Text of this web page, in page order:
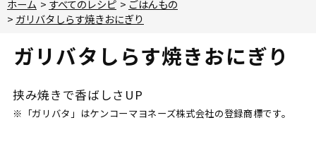
ホーム > すべてのレシピ > ごはんもの
> ガリバタしらす焼きおにぎり
ガリバタしらす焼きおにぎり
挟み焼きで香ばしさUP
※「ガリバタ」はケンコーマヨネーズ株式会社の登録商標です。